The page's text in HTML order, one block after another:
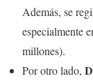
Además, se
especialmente
millones).
Por otro lado,